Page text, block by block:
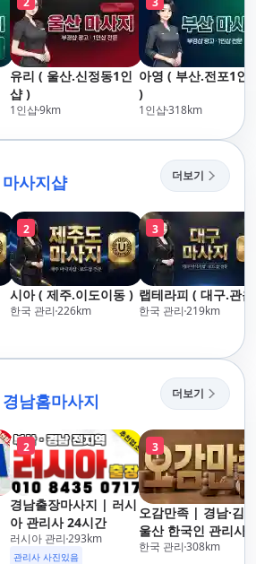
청,양정,초량,사직,온
천,미남,만덕,괴정,학
장,금사,서동,반여,반
송,명륜,남천,대연,문
현,부전,개금,가야,주
례,괘법,학장,강서,신
호,서구,암남
일광,망미,토곡,시청
정,초량,사직,온천,미
남,만덕,괴정,학장,금
사,서동,반여,반송,명
륜,남천,대연,문현,부
전,개금,가야,주례,괘
법,학장,강서,신호,서
유리 ( 울산.신정동1인
샵 )
1인샵9km
아영 ( 부산.전포1인
)
1인샵318km
마사지샵 더보기
2
시아 ( 제주.이도이동 )
한국 관리 226km
3
랩테라피 ( 대구.관
한국 관리 219km
경남홈마사지 더보기
2
경남출장마사지 | 러시
아 관리사 24시간
러시아 관리 293km
관리사 사진있음
3
오감만족 | 경남·김
울산 한국인 관리사
장마사지
한국 관리 308km